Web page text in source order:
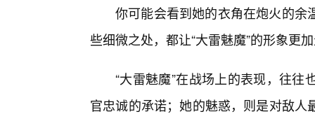
你可能会看到她的衣角在炮火的余
些细微之处，都让“大雷魅魔”的形象更
“大雷魅魔”在战场上的表现，往
官忠诚的承诺；她的魅惑，则是对敌